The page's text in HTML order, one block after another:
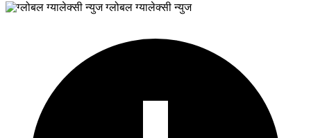
ग्लोबल ग्यालेक्सी न्युज